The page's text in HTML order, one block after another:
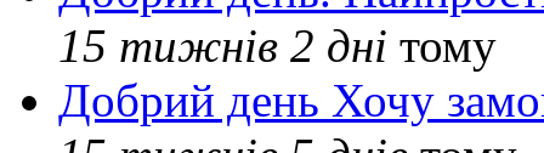
15 тижнів 2 дні тому
Добрий день Хочу